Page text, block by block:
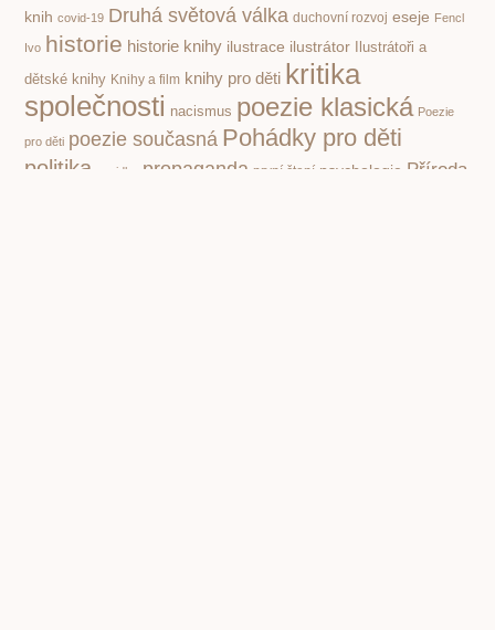
knih covid-19 Druhá světová válka duchovní rozvoj eseje Fencl
Ivo historie historie knihy ilustrace ilustrátor
Ilustrátoři a
dětské knihy Knihy a film knihy pro děti kritika
společnosti nacismus poezie klasická Poezie
pro děti poezie současná Pohádky pro děti
politika povidky propaganda první čtení psychologie Příroda